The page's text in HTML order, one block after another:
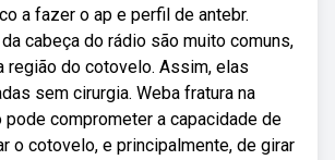
a fazer o ap e perfil de antebr.
cabeça do rádio são muito comuns,
região do cotovelo. Assim, elas
sem cirurgia. Weba fratura na
pode comprometer a capacidade de
o cotovelo, e principalmente, de girar